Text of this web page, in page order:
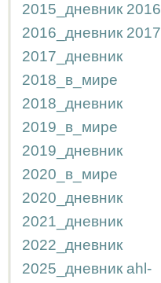
2015_дневник 2016
2016_дневник 2017
2017_дневник
2018_в_мире
2018_дневник
2019_в_мире
2019_дневник
2020_в_мире
2020_дневник
2021_дневник
2022_дневник
2025_дневник ahl-